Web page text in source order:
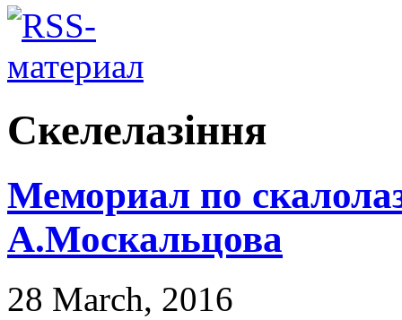
Скелелазіння
Мемориал по
А.Москальцова
28 March, 2016